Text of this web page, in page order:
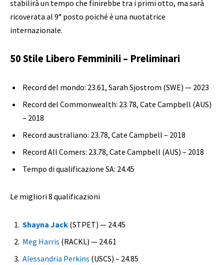
stabilirà un tempo che finirebbe tra i primi otto, ma sarà
ricoverata al 9° posto poiché è una nuotatrice
internazionale.
50 Stile Libero Femminili – Preliminari
Record del mondo: 23.61, Sarah Sjostrom (SWE) — 2023
Record del Commonwealth: 23.78, Cate Campbell (AUS)
– 2018
Record australiano: 23.78, Cate Campbell – 2018
Record All Comers: 23.78, Cate Campbell (AUS) – 2018
Tempo di qualificazione SA: 24.45
Le migliori 8 qualificazioni
Shayna Jack (STPET) — 24.45
Meg Harris (RACKL) — 24.61
Alessandria Perkins (USCS) – 24.85